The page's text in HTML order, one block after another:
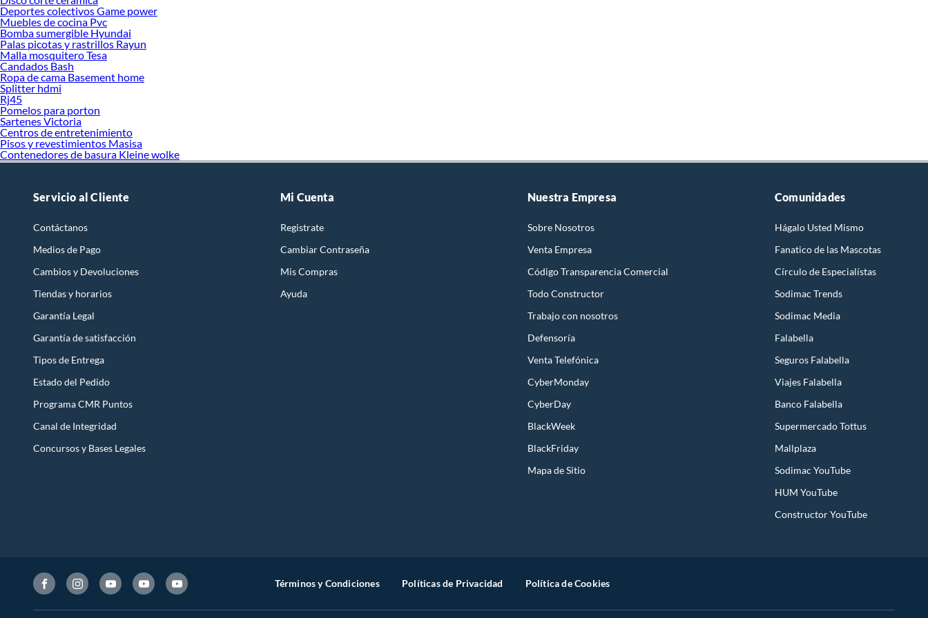
Deportes colectivos Game power
Muebles de cocina Pvc
Bomba sumergible Hyundai
Palas picotas y rastrillos Rayun
Malla mosquitero Tesa
Candados Bash
Ropa de cama Basement home
Splitter hdmi
Rj45
Pomelos para porton
Sartenes Victoria
Centros de entretenimiento
Pisos y revestimientos Masisa
Contenedores de basura Kleine wolke
Servicio al Cliente
Contáctanos
Medios de Pago
Cambios y Devoluciones
Tiendas y horarios
Garantía Legal
Garantía de satisfacción
Tipos de Entrega
Estado del Pedido
Programa CMR Puntos
Canal de Integridad
Concursos y Bases Legales
Mi Cuenta
Registrate
Cambiar Contraseña
Mis Compras
Ayuda
Nuestra Empresa
Sobre Nosotros
Venta Empresa
Código Transparencia Comercial
Todo Constructor
Trabajo con nosotros
Defensoría
Venta Telefónica
CyberMonday
CyberDay
BlackWeek
BlackFriday
Mapa de Sitio
Comunidades
Hágalo Usted Mismo
Fanatico de las Mascotas
Círculo de Especialístas
Sodimac Trends
Sodimac Media
Falabella
Seguros Falabella
Viajes Falabella
Banco Falabella
Supermercado Tottus
Mallplaza
Sodimac YouTube
HUM YouTube
Constructor YouTube
Términos y Condiciones Políticas de Privacidad Política de Cookies